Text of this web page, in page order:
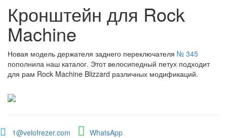
Кронштейн для Rock
Machine
Новая модель держателя заднего переключателя № 345
пополнила наш каталог. Этот велосипедный петух подходит
для рам Rock Machine Blizzard различных модификаций.
1@velofrezer.com WhatsApp